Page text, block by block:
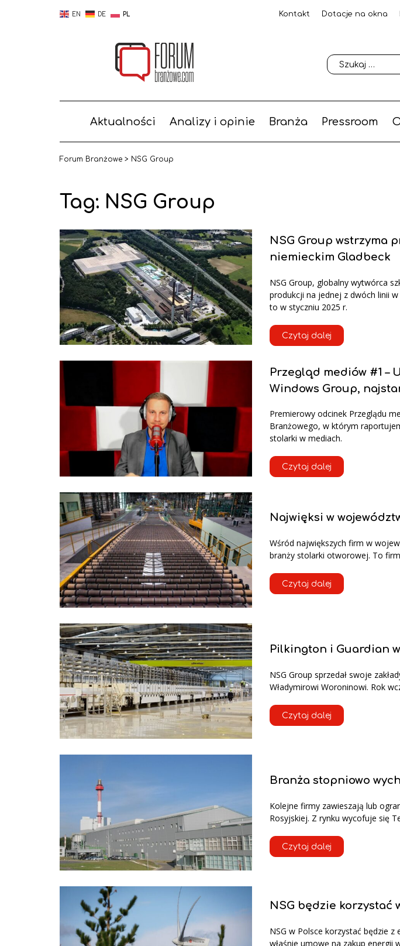
EN DE PL Kontakt Dotacje na okna
Aktualności Analizy i opinie Branża Pressroom
Forum Branżowe > NSG Group
Tag: NSG Group
NSG Group wstrzyma
niemieckim Gladbeck
NSG Group, globalny wytwórca
produkcji na jednej z dwóch linii
to w styczniu 2025 r.
Czytaj dalej
Przegląd mediów #1 –
Windows Group,
Premierowy odcinek Przeglądu
Branżowego, w którym
stolarki w mediach.
Czytaj dalej
Najwięksi w
Wśród największych firm w
branży stolarki otworowej. To
Czytaj dalej
Pilkington i Guardian
NSG Group sprzedał swoje
Władymirowi Woroninowi. Rok
Czytaj dalej
Branża stopniowo
Kolejne firmy zawieszają lub
Rosyjskiej. Z rynku wycofuje się
Czytaj dalej
NSG będzie korzystać
NSG w Polsce korzystać będzie z
właśnie umowę na zakup